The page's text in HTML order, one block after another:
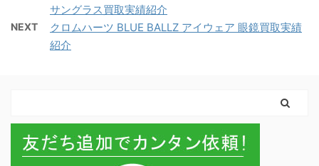
サングラス買取実績紹介
NEXT
クロムハーツ BLUE BALLZ アイウェア 眼鏡買取実績
紹介